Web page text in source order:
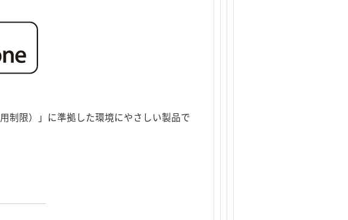
制限）」に準拠した環境にやさしい製品で